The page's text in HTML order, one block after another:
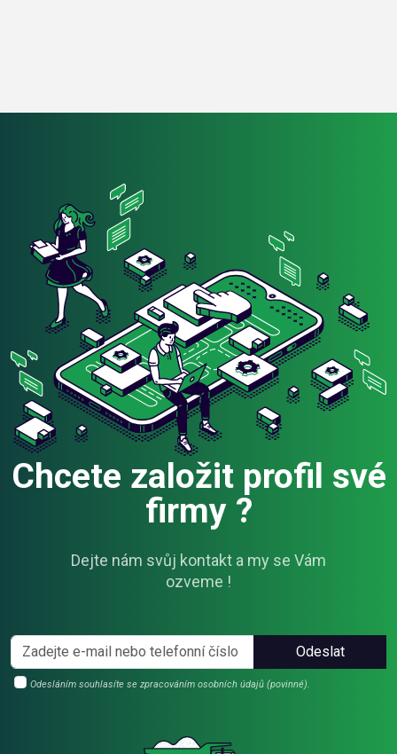
Chcete založit profil své
firmy ?
Dejte nám svůj kontakt a my se Vám
ozveme !
Odeslat
Odesláním souhlasíte se zpracováním osobních údajů (povinné).